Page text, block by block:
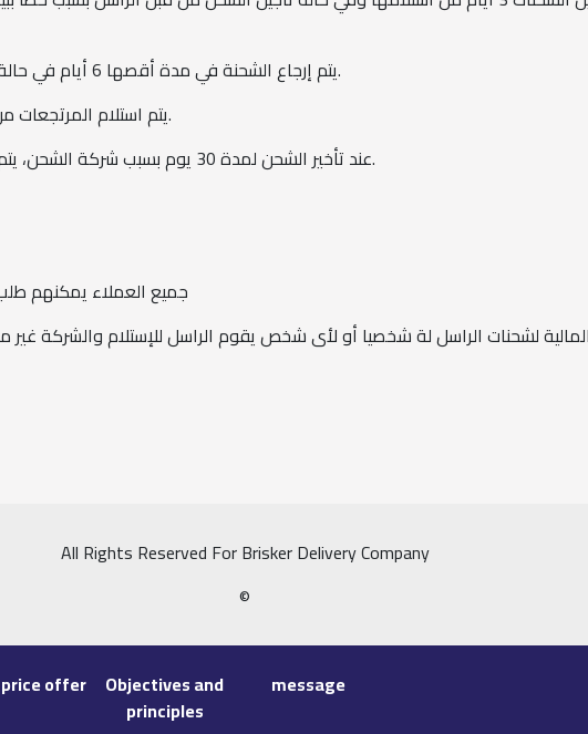
يتم إرجاع الشحنة في مدة أقصها 6 أيام في حالة وجود خطأ أو نقص في بيانات الشحنة.
يتم استلام المرتجعات من داخل مقر الشركة طوال ايام العمل.
عند تأخير الشحن لمدة 30 يوم بسبب شركة الشحن، يتم تعويض البائع طبقًا للشروط والأحكام.
جميع العملاء يمكنهم
لشحنات الراسل لة شخصيا أو لأى شخص يقوم الراسل للإستلام والشركة
All Rights Reserved For Brisker Delivery Company
©
offer
Objectives and
principles
message